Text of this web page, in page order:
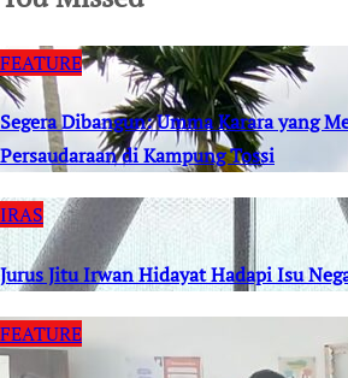
FEATURE
Segera Dibangun: Umma Karara yang
Persaudaraan di Kampung Tossi
IRAS
Jurus Jitu Irwan Hidayat Hadapi Isu
FEATURE